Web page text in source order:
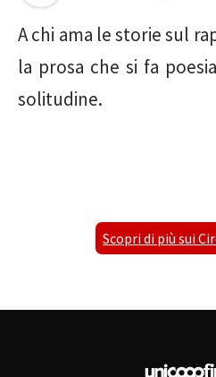
A chi ama le storie sul
la prosa che si fa
solitudine.
Scopri di più sui